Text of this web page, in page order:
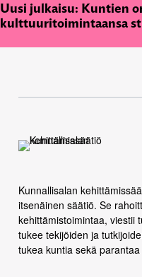
Uusi julkaisu: Kuntien
kulttuuritoimintaansa
Kunnallisalan
itsenäinen säätiö. Se
kehittämistoimintaa, viestii
tukee tekijöiden ja
tukea kuntia sekä